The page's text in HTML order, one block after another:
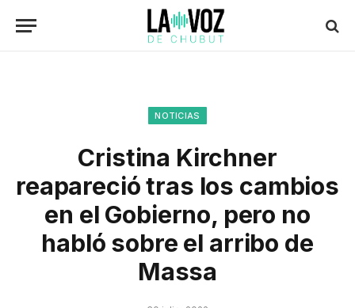
NOTICIAS
Cristina Kirchner
reapareció tras los cambios
en el Gobierno, pero no
habló sobre el arribo de
Massa